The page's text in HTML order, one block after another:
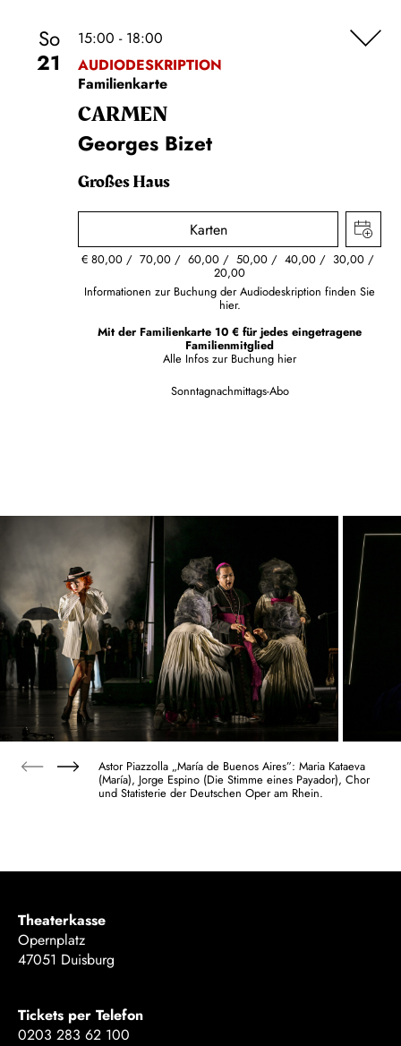
So
21
15:00 - 18:00
AUDIODESKRIPTION
Familienkarte
CARMEN
Georges Bizet
Großes Haus
Karten
€80,00 70,00 60,00 50,00 40,00 30,00
20,00
Informationen zur Buchung der Audiodeskription finden Sie
hier.
Mit der Familienkarte 10 € für jedes eingetragene
Familienmitglied
Alle Infos zur Buchung hier
Sonntagnachmittags-Abo
Astor Piazzolla „María de Buenos Aires”: Maria Kataeva
(María), Jorge Espino (Die Stimme eines Payador), Chor
und Statisterie der Deutschen Oper am Rhein.
Theaterkasse
Opernplatz
47051 Duisburg
Tickets per Telefon
0203 283 62 100